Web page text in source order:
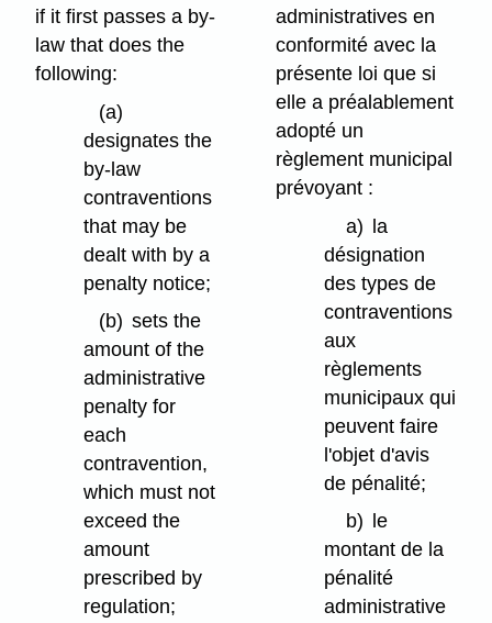
if it first passes a by-
law that does the
following:
(a)
designates the
by-law
contraventions
that may be
dealt with by a
penalty notice;
(b) sets the
amount of the
administrative
penalty for
each
contravention,
which must not
exceed the
amount
prescribed by
regulation;
administratives en
conformité avec la
présente loi que si
elle a préalablement
adopté un
règlement municipal
prévoyant :
a) la
désignation
des types de
contraventions
aux
règlements
municipaux qui
peuvent faire
l'objet d'avis
de pénalité;
b)
le
montant de la
pénalité
administrative